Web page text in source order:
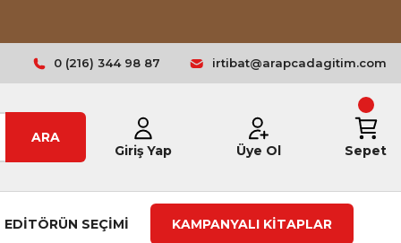
0 (216) 344 98 87 irtibat@arapcadagitim.com
ARA
Giriş Yap
Üye Ol Sepet
EDİTÖRÜN SEÇİMİ KAMPANYALI KİTAPLAR